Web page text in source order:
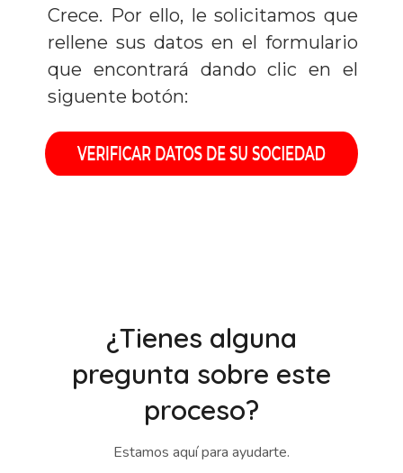
Crece. Por ello, le solicitamos que
rellene sus datos en el formulario
que encontrará dando clic en el
siguente botón:
¿Tienes alguna
pregunta sobre este
proceso?
Estamos aquí para ayudarte.